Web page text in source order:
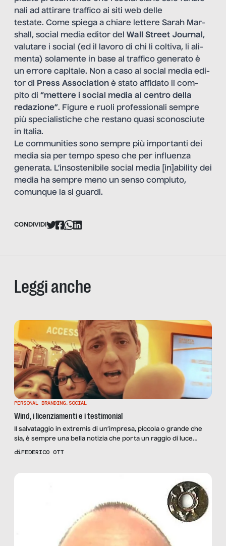
nali ad atti­rare traf­fico ai siti web delle
testate. Come spiega a chiare let­tere Sarah Mar­
shall, social media edi­tor del Wall Street Jour­nal,
valu­tare i social (ed il lavoro di chi li col­tiva, li ali­
menta) sola­mente in base al traf­fico gene­rato è
un errore capi­tale. Non a caso al social media edi­
tor di Press Asso­cia­tion è stato affi­dato il com­
pito di “met­tere i social media al cen­tro della
redazione”. Figure e ruoli professionali sempre
più specialistiche che restano quasi sconosciute
in Italia.
Le communities sono sempre più importanti dei
media sia per tempo speso che per influenza
generata. L’insostenibile social media [in]ability dei
media ha sem­pre meno un senso com­piuto,
comun­que la si guardi.
CONDIVIDI
Leggi anche
PERSONAL BRANDING, SOCIAL
Wind, i licenziamenti e i testimonial
Il salvataggio in extremis di un’impresa, piccola o grande che
sia, è sempre una bella notizia che porta un raggio di luce
sull’odierno (triste) panorama dell’imprenditoria italiana. Quindi
diFEDERICO OTT